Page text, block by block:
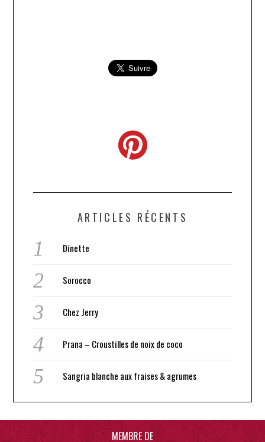
ARTICLES RÉCENTS
Dinette
Sorocco
Chez Jerry
Prana – Croustilles de noix de coco
Sangria blanche aux fraises & agrumes
MEMBRE DE